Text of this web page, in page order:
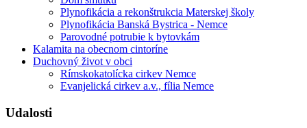
Plynofikácia a rekonštrukcia Materskej školy
Plynofikácia Banská Bystrica - Nemce
Parovodné potrubie k bytovkám
Kalamita na obecnom cintoríne
Duchovný život v obci
Rímskokatolícka cirkev Nemce
Evanjelická cirkev a.v., fília Nemce
Udalosti